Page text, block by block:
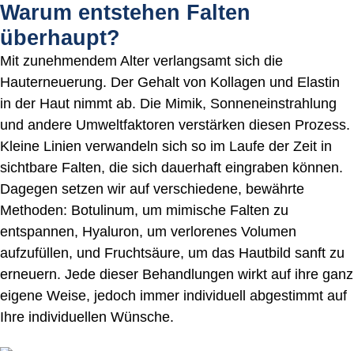
Warum entstehen Falten
überhaupt?
Mit zunehmendem Alter verlangsamt sich die
Hauterneuerung. Der Gehalt von Kollagen und Elastin
in der Haut nimmt ab. Die Mimik, Sonneneinstrahlung
und andere Umweltfaktoren verstärken diesen Prozess.
Kleine Linien verwandeln sich so im Laufe der Zeit in
sichtbare Falten, die sich dauerhaft eingraben können.
Dagegen setzen wir auf verschiedene, bewährte
Methoden: Botulinum, um mimische Falten zu
entspannen, Hyaluron, um verlorenes Volumen
aufzufüllen, und Fruchtsäure, um das Hautbild sanft zu
erneuern. Jede dieser Behandlungen wirkt auf ihre ganz
eigene Weise, jedoch immer individuell abgestimmt auf
Ihre individuellen Wünsche.